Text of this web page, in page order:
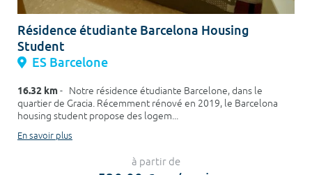
Résidence étudiante Barcelona Housing
Student
ES Barcelone
16.32 km- Notre résidence étudiante Barcelone, dans le
quartier de Gracia. Récemment rénové en 2019, le Barcelona
housing student propose des logem...
En savoir plus
à partir de